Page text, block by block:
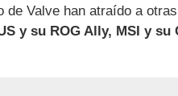
de Valve han atraído a
y su ROG Ally, MSI y